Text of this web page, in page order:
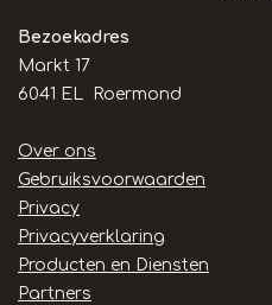
Bezoekadres
Markt 17
6041 EL Roermond
Handige
links
Over ons
Gebruiksvoorwaarden
Privacy
Privacyverklaring
Producten en Diensten
Partners